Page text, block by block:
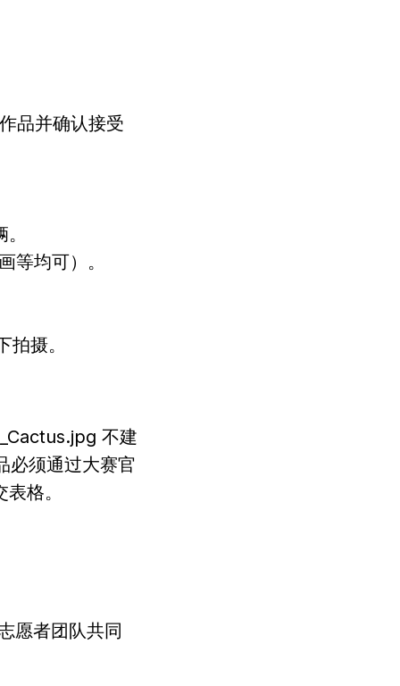
品并确认接受
等均可）。
摄。
不建
必须通过大赛官
格。
愿者团队共同